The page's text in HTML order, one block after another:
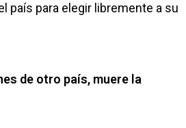
país para elegir libremente a su
de otro país, muere la